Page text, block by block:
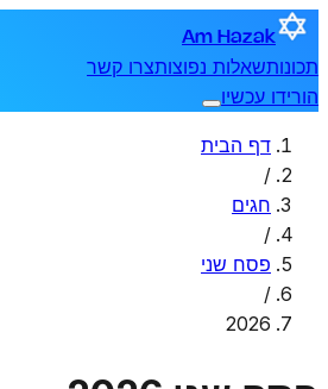
Am Hazak
תכונותשאלות נפוצותצרו קשר
הורידו עכשיו
דף הבית
/
חגים
/
פסח שני
/
2026